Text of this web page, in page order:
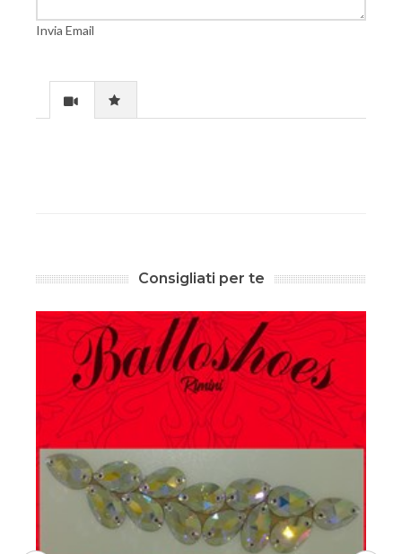
Invia Email
Consigliati per te